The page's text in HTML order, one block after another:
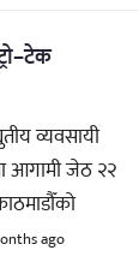
व्यवसायी
आगामी जेठ २२
ago